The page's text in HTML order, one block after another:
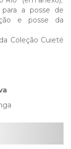
a posse de
e posse da
Coleção Cuieté